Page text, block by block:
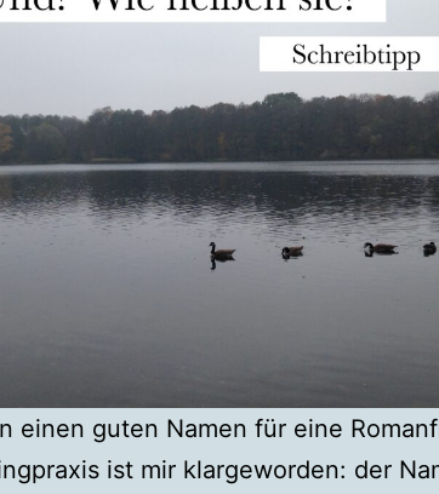
einen guten Namen für eine
ist mir klargeworden: der